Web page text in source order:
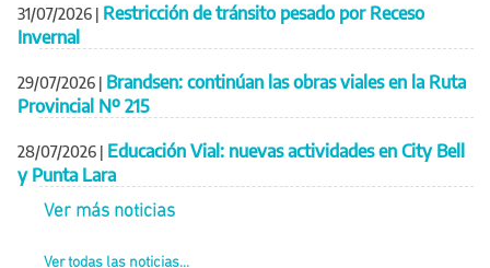
31/07/2026 | Restricción de tránsito pesado por Receso
Invernal
29/07/2026 | Brandsen: continúan las obras viales en la Ruta
Provincial Nº 215
28/07/2026 | Educación Vial: nuevas actividades en City Bell
y Punta Lara
Ver más noticias
Ver todas las noticias...